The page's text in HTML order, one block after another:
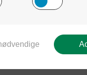
nej!
at han ikke
lød det.